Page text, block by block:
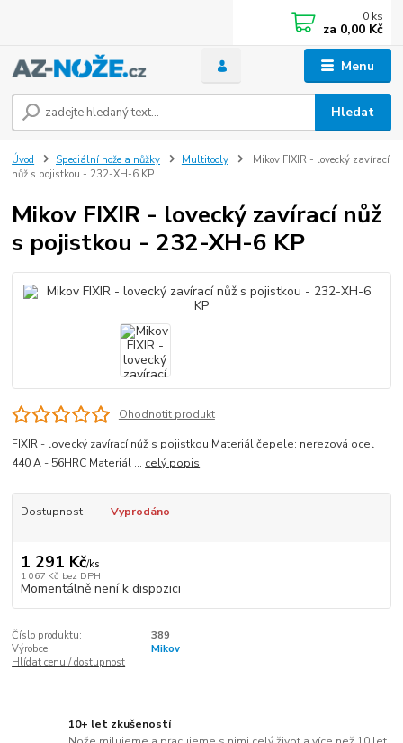
Menu
Hledat
0 ks
za 0,00 Kč
Úvod Speciální nože a nůžky Multitooly
Mikov FIXIR - lovecký zavírací
nůž s pojistkou - 232-XH-6 KP
Mikov FIXIR - lovecký zavírací nůž
s pojistkou - 232-XH-6 KP
Ohodnotit produkt
FIXIR - lovecký zavírací nůž s pojistkou Materiál čepele: nerezová ocel
440 A - 56HRC Materiál ... celý popis
Dostupnost Vyprodáno
1 291 Kč/ks
1 067 Kč bez DPH
Momentálně není k dispozici
Číslo produktu:
389
Výrobce:
Mikov
Hlídat cenu / dostupnost
10+ let zkušeností